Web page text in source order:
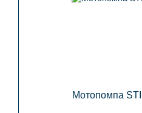
Мотопомпа